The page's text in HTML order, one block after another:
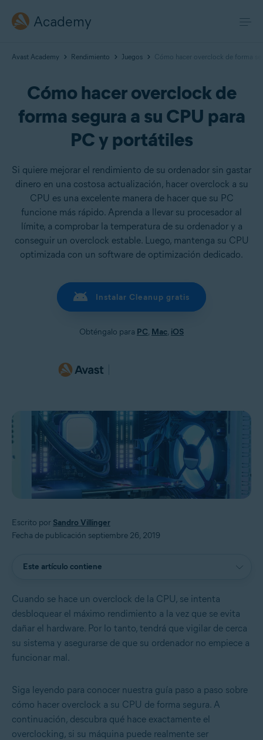
Academy
Avast Academy Rendimiento Juegos Cómo hacer overclock de forma
Cómo hacer overclock de
forma segura a su CPU para
PC y portátiles
Si quiere mejorar el rendimiento de su ordenador sin gastar
dinero en una costosa actualización, hacer overclock a su
CPU es una excelente manera de hacer que su PC
funcione más rápido. Aprenda a llevar su procesador al
límite, a comprobar la temperatura de su ordenador y a
conseguir un overclock estable. Luego, mantenga su CPU
optimizada con un software de optimización dedicado.
Instalar Cleanup gratis
Obténgalo para PC, Mac, iOS
Escrito por Sandro Villinger
Fecha de publicación septiembre 26, 2019
Este artículo contiene
Cuando se hace un overclock de la CPU, se intenta
desbloquear el máximo rendimiento a la vez que se evita
dañar el hardware. Por lo tanto, tendrá que vigilar de cerca
su sistema y asegurarse de que su ordenador no empiece a
funcionar mal.
Siga leyendo para conocer nuestra guía paso a paso sobre
cómo hacer overclock a su CPU de forma segura. A
continuación, descubra qué hace exactamente el
overclocking, si su máquina puede realmente ser